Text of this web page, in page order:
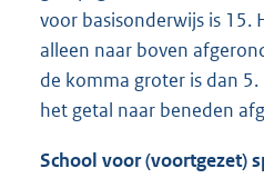
voor basisonderwijs is 15.
alleen naar boven
de komma groter is dan
het getal naar beneden
School voor (voortgezet)